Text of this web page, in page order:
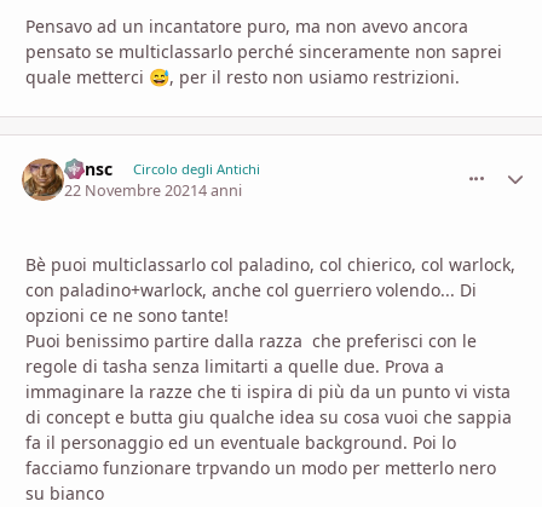
Pensavo ad un incantatore puro, ma non avevo ancora
pensato se multiclassarlo perché sinceramente non saprei
quale metterci 😅, per il resto non usiamo restrizioni.
Minsc Circolo degli Antichi
22 Novembre 20214 anni
Bè puoi multiclassarlo col paladino, col chierico, col warlock,
con paladino+warlock, anche col guerriero volendo... Di
opzioni ce ne sono tante!
Puoi benissimo partire dalla razza che preferisci con le
regole di tasha senza limitarti a quelle due. Prova a
immaginare la razze che ti ispira di più da un punto vi vista
di concept e butta giu qualche idea su cosa vuoi che sappia
fa il personaggio ed un eventuale background. Poi lo
facciamo funzionare trpvando un modo per metterlo nero
su bianco